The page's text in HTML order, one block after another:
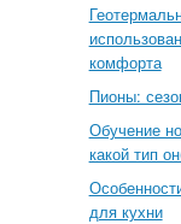
комфорта
Пионы:
Обучение
какой тип
для кухни